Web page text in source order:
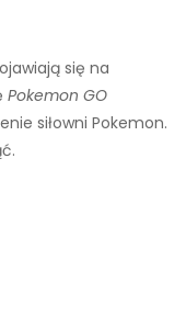
się na
Pokemon GO
siłowni Pokemon.